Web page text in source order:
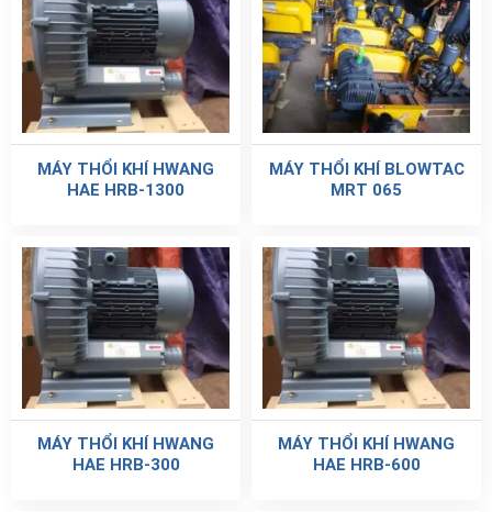
MÁY THỔI KHÍ HWANG
HAE HRB-1300
MÁY THỔI KHÍ BLOWTAC
MRT 065
MÁY THỔI KHÍ HWANG
HAE HRB-300
MÁY THỔI KHÍ HWANG
HAE HRB-600